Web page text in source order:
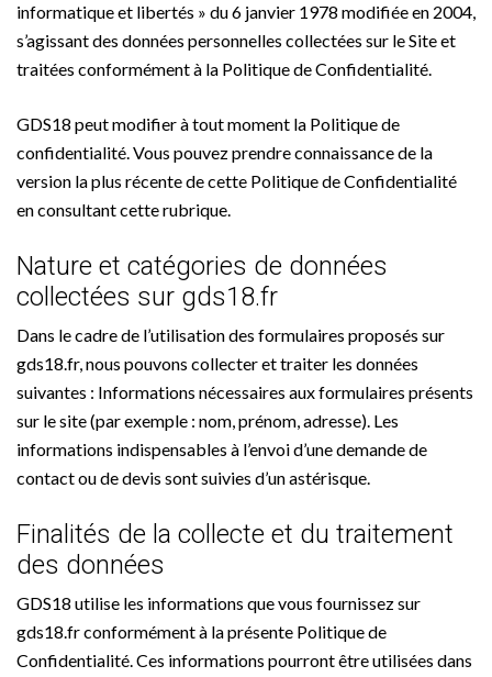
informatique et libertés » du 6 janvier 1978 modifiée en 2004,
s’agissant des données personnelles collectées sur le Site et
traitées conformément à la Politique de Confidentialité.
GDS18 peut modifier à tout moment la Politique de
confidentialité. Vous pouvez prendre connaissance de la
version la plus récente de cette Politique de Confidentialité
en consultant cette rubrique.
Nature et catégories de données
collectées sur gds18.fr
Dans le cadre de l’utilisation des formulaires proposés sur
gds18.fr, nous pouvons collecter et traiter les données
suivantes : Informations nécessaires aux formulaires présents
sur le site (par exemple : nom, prénom, adresse). Les
informations indispensables à l’envoi d’une demande de
contact ou de devis sont suivies d’un astérisque.
Finalités de la collecte et du traitement
des données
GDS18 utilise les informations que vous fournissez sur
gds18.fr conformément à la présente Politique de
Confidentialité. Ces informations pourront être utilisées dans